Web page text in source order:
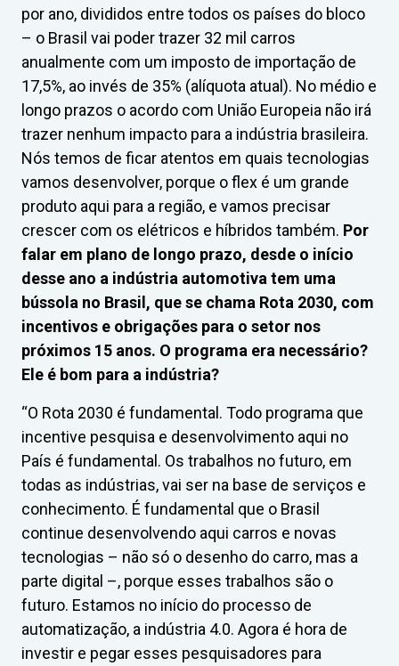
por ano, divididos entre todos os países do bloco
– o Brasil vai poder trazer 32 mil carros
anualmente com um imposto de importação de
17,5%, ao invés de 35% (alíquota atual). No médio e
longo prazos o acordo com União Europeia não irá
trazer nenhum impacto para a indústria brasileira.
Nós temos de ficar atentos em quais tecnologias
vamos desenvolver, porque o flex é um grande
produto aqui para a região, e vamos precisar
crescer com os elétricos e híbridos também. Por
falar em plano de longo prazo, desde o início
desse ano a indústria automotiva tem uma
bússola no Brasil, que se chama Rota 2030, com
incentivos e obrigações para o setor nos
próximos 15 anos. O programa era necessário?
Ele é bom para a indústria?
“O Rota 2030 é fundamental. Todo programa que
incentive pesquisa e desenvolvimento aqui no
País é fundamental. Os trabalhos no futuro, em
todas as indústrias, vai ser na base de serviços e
conhecimento. É fundamental que o Brasil
continue desenvolvendo aqui carros e novas
tecnologias – não só o desenho do carro, mas a
parte digital –, porque esses trabalhos são o
futuro. Estamos no início do processo de
automatização, a indústria 4.0. Agora é hora de
investir e pegar esses pesquisadores para